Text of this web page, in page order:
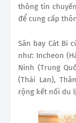
thông tin
để cung cấp
Sân bay Cát Bi
như: Incheon
Ninh (Trung
(Thái Lan),
rộng kết nối du